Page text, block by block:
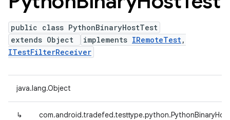
public class PythonBinaryHostTest
extends Object
implements IRemoteTest,
ITestFilterReceiver
java.lang.Object
↳